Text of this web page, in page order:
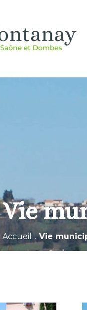
Vie
Accueil . Vie